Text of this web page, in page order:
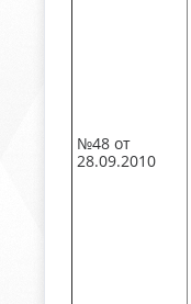
№48 от
28.09.2010